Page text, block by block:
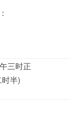
三时正
半)